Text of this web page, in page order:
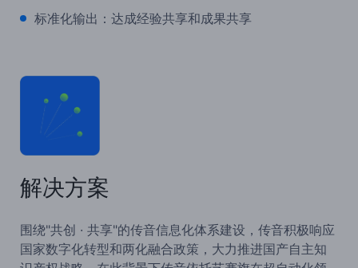
标准化输出：达成经验共享和成果共享
解决方案
围绕"共创 · 共享"的传音信息化体系建设，传音积极响应
国家数字化转型和两化融合政策，大力推进国产自主知